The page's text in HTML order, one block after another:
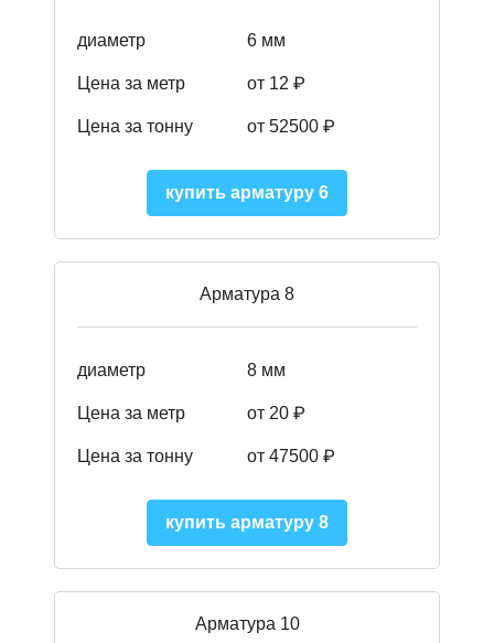
диаметр 6 мм
Цена за метр от 12 ₽
Цена за тонну от 52500 ₽
купить арматуру 6
Арматура 8
диаметр 8 мм
Цена за метр от 20 ₽
Цена за тонну от 47500 ₽
купить арматуру 8
Арматура 10